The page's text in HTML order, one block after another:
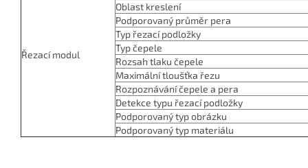
Řezací modul
Oblast kreslení
Podporovaný průměr pera
Typ řezací podložky
Typ čepele
Rozsah tlaku čepele
Maximální tloušťka řezu
Rozpoznávání čepele a pera
Detekce typu řezací podložky
Podporovaný typ obrázku
Podporovaný typ materiálu